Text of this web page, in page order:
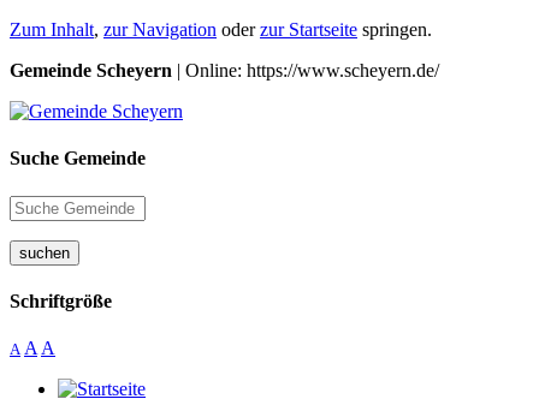
Zum Inhalt, zur Navigation oderzur Startseite springen.
Gemeinde Scheyern | Online: https://www.scheyern.de/
Suche Gemeinde
suchen
Schriftgröße
A A A